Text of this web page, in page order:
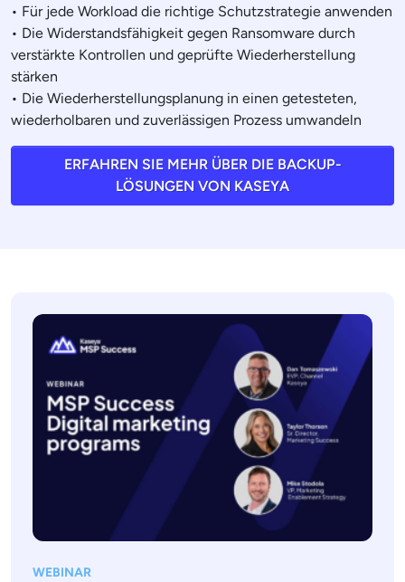
• Für jede Workload die richtige Schutzstrategie anwenden
• Die Widerstandsfähigkeit gegen Ransomware durch
verstärkte Kontrollen und geprüfte Wiederherstellung
stärken
• Die Wiederherstellungsplanung in einen getesteten,
wiederholbaren und zuverlässigen Prozess umwandeln
ERFAHREN SIE MEHR ÜBER DIE BACKUP-
LÖSUNGEN VON KASEYA
WEBINAR